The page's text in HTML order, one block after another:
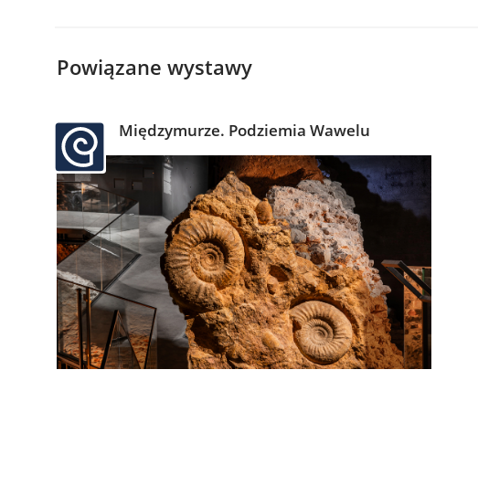
Powiązane wystawy
Międzymurze. Podziemia Wawelu